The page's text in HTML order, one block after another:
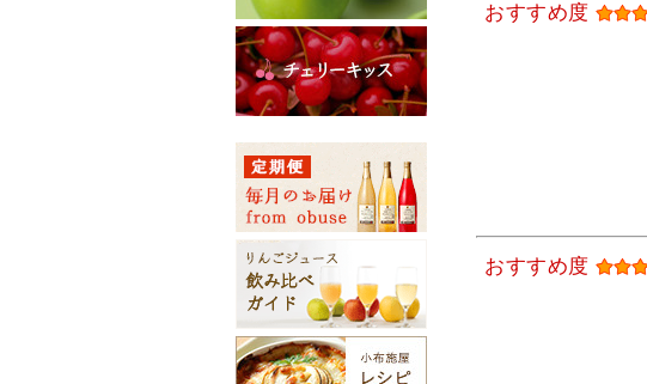
おすすめ度
おすすめ度